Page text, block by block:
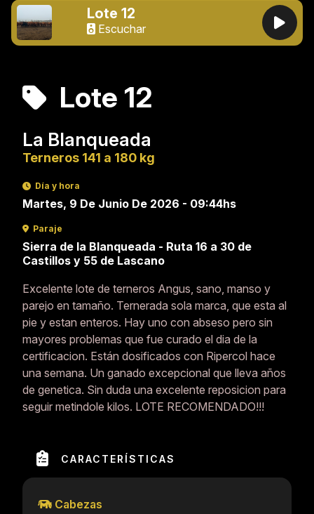
Lote 12
Escuchar
Lote 12
La Blanqueada
Terneros 141 a 180 kg
Día y hora
Martes, 9 De Junio De 2026 - 09:44hs
Paraje
Sierra de la Blanqueada - Ruta 16 a 30 de
Castillos y 55 de Lascano
Excelente lote de terneros Angus, sano, manso y
parejo en tamaño. Ternerada sola marca, que esta al
pie y estan enteros. Hay uno con abseso pero sin
mayores problemas que fue curado el dia de la
certificacion. Están dosificados con Ripercol hace
una semana. Un ganado excepcional que lleva años
de genetica. Sin duda una excelente reposicion para
seguir metindole kilos. LOTE RECOMENDADO!!!
CARACTERÍSTICAS
Cabezas